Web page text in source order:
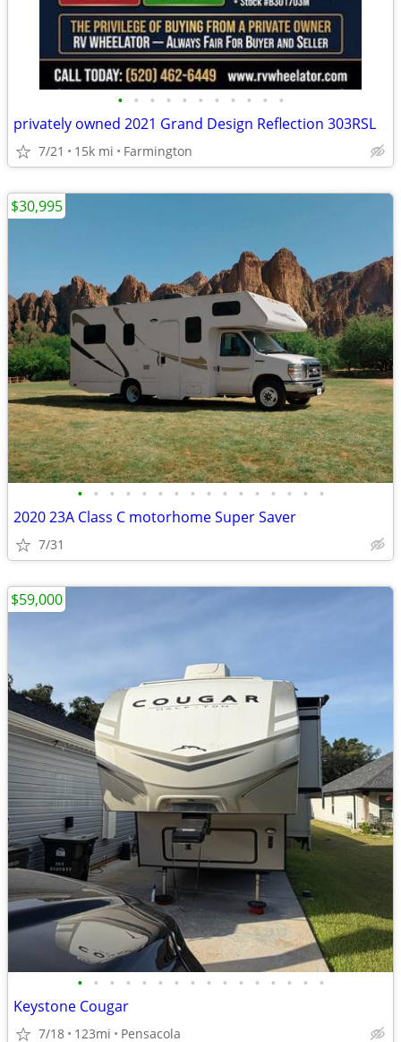
• • • • • • • • • • •
privately owned 2021 Grand Design Reflection 303RSL
7/21 15k mi Farmington
• • • • • • • • • • • • • • • •
2020 23A Class C motorhome Super Saver
7/31
$30,995
• • • • • • • • • • • • • • • •
Keystone Cougar
7/18 123mi Pensacola
$59,000